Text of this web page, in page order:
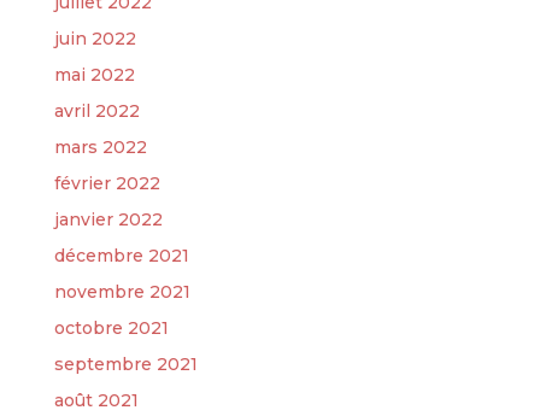
juin 2022
mai 2022
avril 2022
mars 2022
février 2022
janvier 2022
décembre 2021
novembre 2021
octobre 2021
septembre 2021
août 2021